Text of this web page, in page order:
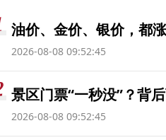
油价、金价、银价，都
2026-08-08 09:52:45
景区门票“一秒没”？背
2026-08-08 09:52:45